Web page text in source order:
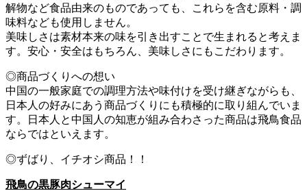
解物など食品由来のものであっても、これらを含む原料・調
味料なども使用しません。
美味しさは素材本来の味を引き出すことで生まれると考えま
す。安心・安全はもちろん、美味しさにもこだわります。
◎商品づくりへの想い
中国の一般家庭での調理方法や味付けを受け継ぎながらも、
日本人の好みにあう商品づくりにも積極的に取り組んでいま
す。日本人と中国人の知恵が組み合わさった商品は飛鳥食品
ならではといえます。
◎ずばり、イチオシ商品！！
飛鳥の黒豚肉シューマイ